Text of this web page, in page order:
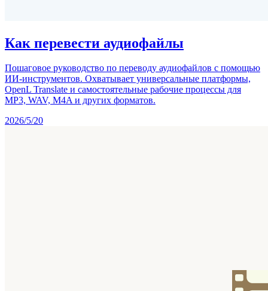
Как перевести аудиофайлы
Пошаговое руководство по переводу аудиофайлов с помощью
ИИ-инструментов. Охватывает универсальные платформы,
OpenL Translate и самостоятельные рабочие процессы для
MP3, WAV, M4A и других форматов.
2026/5/20